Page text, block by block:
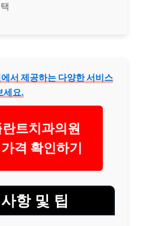
서 제공하는 다양한 서비스
세요.
트치과의원
격 확인하기
항 및 팁